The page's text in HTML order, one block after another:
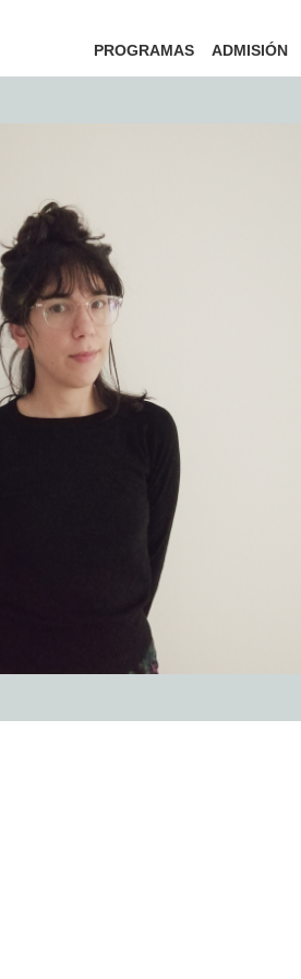
PROGRAMAS ADMISIÓN